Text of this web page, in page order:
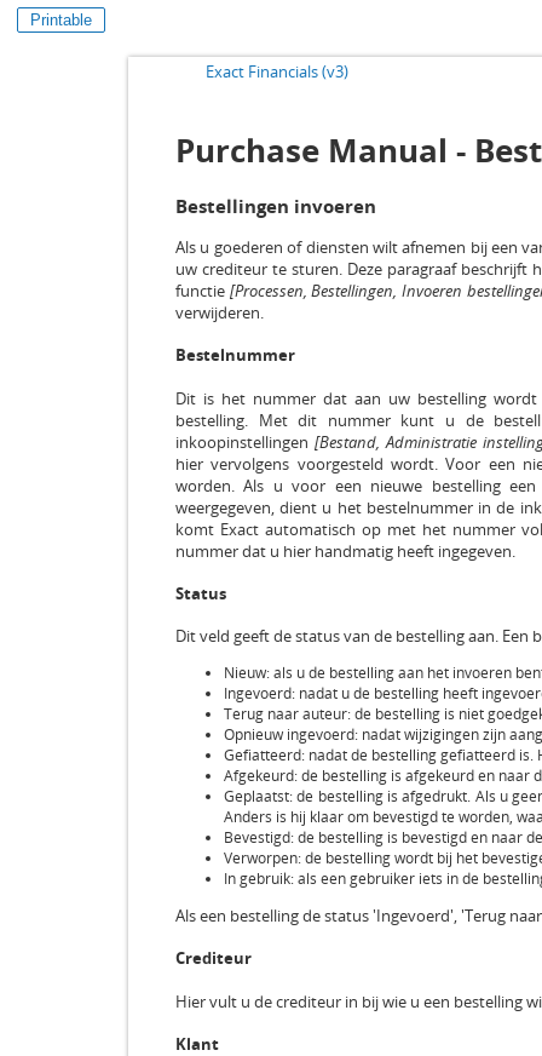
Printable
Exact Financials (v3)
Purchase Manual -
Bestellingen invoeren
Als u goederen of diensten wilt afnemen bij een
uw crediteur te sturen. Deze paragraaf
functie [Processen, Bestellingen, Invoeren
verwijderen.
Bestelnummer
Dit is het nummer dat aan uw bestelling
bestelling. Met dit nummer kunt u de
inkoopinstellingen[Bestand, Administratie
hier vervolgens voorgesteld wordt. Voor een
worden. Als u voor een nieuwe bestelling
weergegeven, dient u het bestelnummer in de
komt Exact automatisch op met het nummer
nummer dat u hier handmatig heeft ingegeven.
Status
Dit veld geeft de status van de bestelling aan.
Nieuw: als u de bestelling aan het invoeren
Ingevoerd: nadat u de bestelling heeft
Terug naar auteur: de bestelling is niet
Opnieuw ingevoerd: nadat wijzigingen zijn
Gefiatteerd: nadat de bestelling gefiatteerd is.
Afgekeurd: de bestelling is afgekeurd en naar
Geplaatst: de bestelling is afgedrukt. Als u
Anders is hij klaar om bevestigd te worden,
Bevestigd: de bestelling is bevestigd en naar
Verworpen: de bestelling wordt bij het
In gebruik: als een gebruiker iets in de
Als een bestelling de status 'Ingevoerd', 'Terug
Crediteur
Hier vult u de crediteur in bij wie u een bestelling
Klant